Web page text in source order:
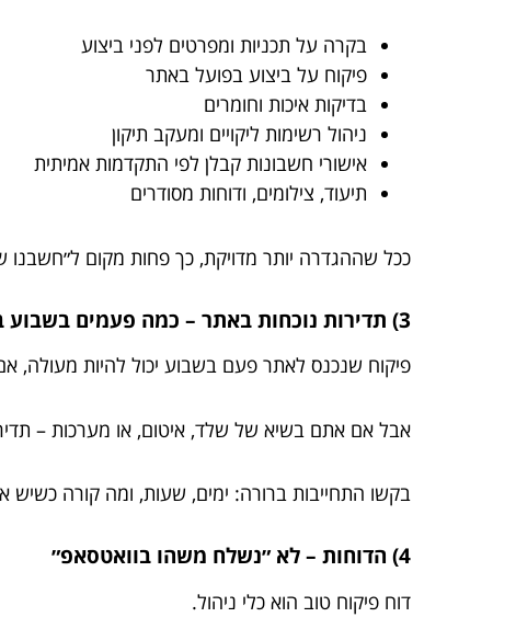
בקרה על תכניות ומפרטים לפני ביצוע
פיקוח על ביצוע בפועל באתר
בדיקות איכות וחומרים
ניהול רשימות ליקויים ומעקב תיקון
אישורי חשבונות קבלן לפי התקדמות אמיתית
תיעוד, צילומים, ודוחות מסודרים
ככל שההגדרה יותר מדויקת, כך פחות מקום
3) תדירות נוכחות באתר – כמה פעמים בשבוע באמת?
פיקוח שנכנס לאתר פעם בשבוע יכול להיות מעולה,
אבל אם אתם בשיא של שלד, איטום, או מערכות –
בקשו התחייבות ברורה: ימים, שעות, ומה קורה כשיש
4) הדוחות – לא ״נשלח משהו בוואטסאפ״
דוח פיקוח טוב הוא כלי ניהול.